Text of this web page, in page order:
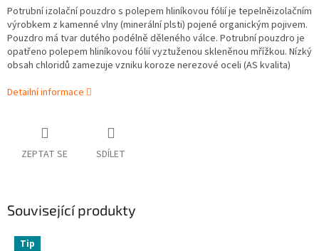
Potrubní izolační pouzdro s polepem hliníkovou fólií je tepelněizolačním
výrobkem z kamenné vlny (minerální plsti) pojené organickým pojivem.
Pouzdro má tvar dutého podélně děleného válce. Potrubní pouzdro je
opatřeno polepem hliníkovou fólií vyztuženou skleněnou mřížkou. Nízký
obsah chloridů zamezuje vzniku koroze nerezové oceli (AS kvalita)
Detailní informace
ZEPTAT SE SDÍLET
Související produkty
Tip